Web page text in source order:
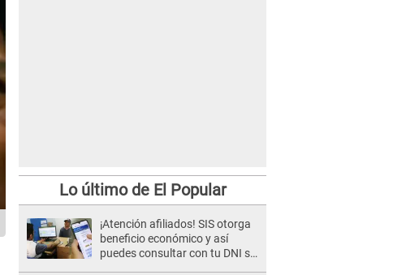
Lo último de El Popular
¡Atención afiliados! SIS otorga
beneficio económico y así
puedes consultar con tu DNI si